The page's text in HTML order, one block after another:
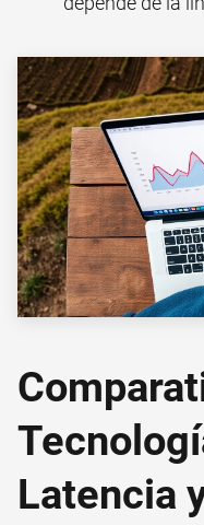
Latencia